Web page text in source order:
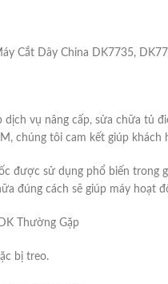
Cắt Dây China DK7735,
vụ nâng cấp, sửa chữa tủ
chúng tôi cam kết giúp
được sử dụng phổ biến
đúng cách sẽ giúp máy hoạt
Thường Gặp
bị treo.